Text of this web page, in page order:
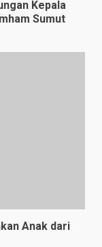
Kepala
Sumut
Anak dari